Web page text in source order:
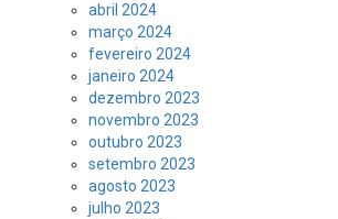
abril 2024
março 2024
fevereiro 2024
janeiro 2024
dezembro 2023
novembro 2023
outubro 2023
setembro 2023
agosto 2023
julho 2023